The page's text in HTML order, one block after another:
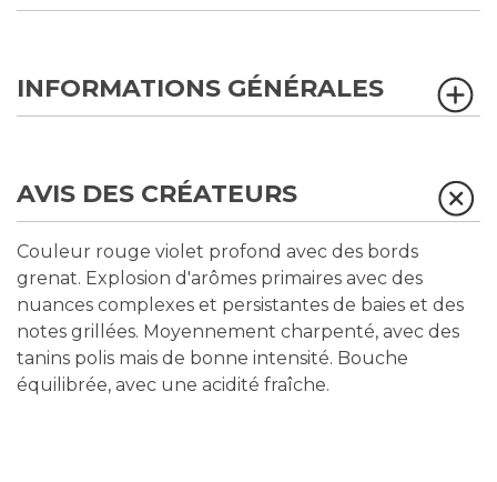
INFORMATIONS GÉNÉRALES
AVIS DES CRÉATEURS
Couleur rouge violet profond avec des bords
grenat. Explosion d'arômes primaires avec des
nuances complexes et persistantes de baies et des
notes grillées. Moyennement charpenté, avec des
tanins polis mais de bonne intensité. Bouche
équilibrée, avec une acidité fraîche.